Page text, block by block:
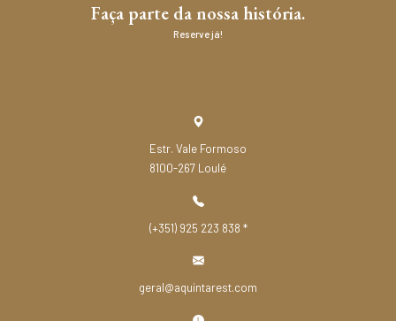
Faça parte da nossa história.
Reserve já!
Estr. Vale Formoso
8100-267 Loulé
(+351) 925 223 838 *
geral@aquintarest.com